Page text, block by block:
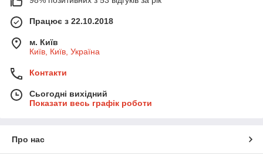
Працює з 22.10.2018
м. Київ
Київ, Київ, Україна
Контакти
Сьогодні вихідний
Показати весь графік роботи
Про нас